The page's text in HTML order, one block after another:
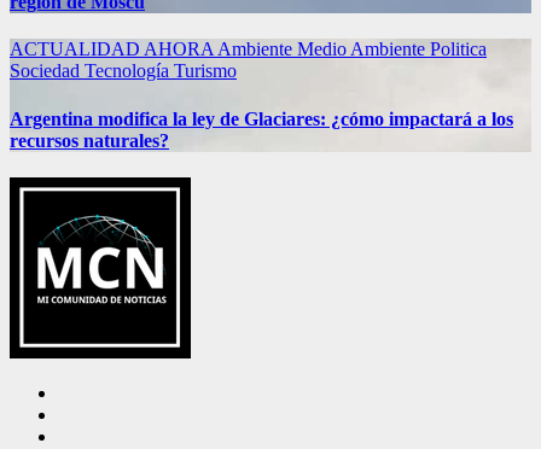
ACTUALIDAD AHORA Ambiente Medio Ambiente Politica
Sociedad Tecnología Turismo
Argentina modifica la ley de Glaciares: ¿cómo impactará a los
recursos naturales?